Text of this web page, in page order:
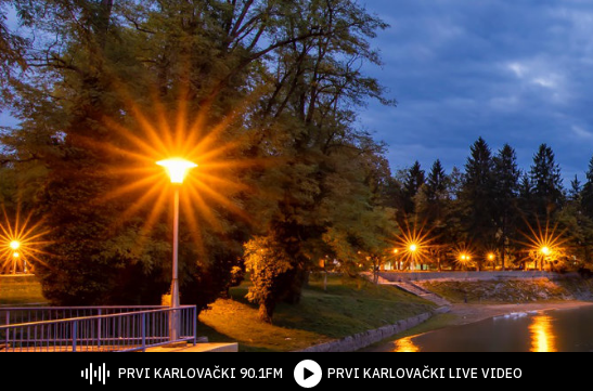
PRVI KARLOVAČKI 90.1FM PRVI KARLOVAČKI LIVE VIDEO